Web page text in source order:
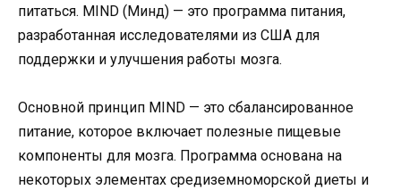
питаться. MIND (Минд) — это программа питания,
разработанная исследователями из США для
поддержки и улучшения работы мозга.
Основной принцип MIND — это сбалансированное
питание, которое включает полезные пищевые
компоненты для мозга. Программа основана на
некоторых элементах средиземноморской диеты и